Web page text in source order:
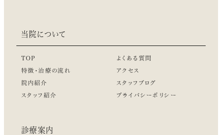
当院について
TOP
特徴・治療の流れ
院内紹介
スタッフ紹介
よくある質問
アクセス
スタッフブログ
プライバシーポリシー
診療案内